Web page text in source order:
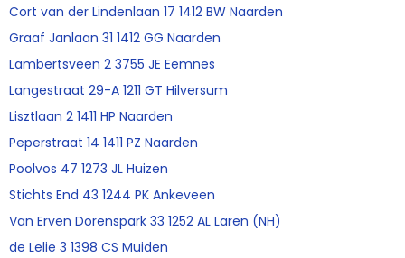
Cort van der Lindenlaan 17 1412 BW Naarden
Graaf Janlaan 31 1412 GG Naarden
Lambertsveen 2 3755 JE Eemnes
Langestraat 29-A 1211 GT Hilversum
Lisztlaan 2 1411 HP Naarden
Peperstraat 14 1411 PZ Naarden
Poolvos 47 1273 JL Huizen
Stichts End 43 1244 PK Ankeveen
Van Erven Dorenspark 33 1252 AL Laren (NH)
de Lelie 3 1398 CS Muiden